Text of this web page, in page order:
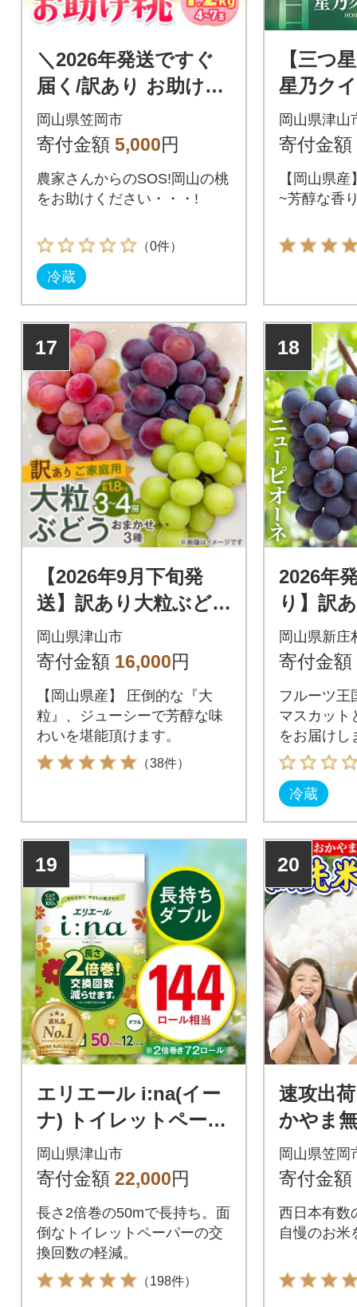
＼2026年発送ですぐ
届く/訳あり お助け桃
約1.2kg《6月下旬-9月
上旬頃出荷》笠岡市
岡山県笠岡市
寄付金額 5,000円
農家さんからのSOS!岡山の桃
をお助けください・・・!
（0件）
冷蔵
【三つ
星乃ク
数量限
kg以上)
岡山県津山
寄付金額
【岡山県
~芳醇な香
17
【2026年9月下旬発
送】訳あり大粒ぶど
う3種セット(シャイ
ンマスカット・ピオ
岡山県津山市
寄付金額 16,000円
【岡山県産】 圧倒的な『大
粒』、ジューシーで芳醇な味
わいを堪能頂けます。
（38件）
18
2026年
り】訳
マスカ
オーネ
岡山県新庄
寄付金額
フルーツ王
マスカット
をお届けし
冷蔵
19
エリエール i:na(イー
ナ) トイレットペーパ
ー ダブル 12R×6パッ
ク(72個)
岡山県津山市
寄付金額 22,000円
長さ2倍巻の50mで長持ち。面
倒なトイレットペーパーの交
換回数の軽減。
（198件）
20
速攻出
かやま
《7-14
荷予定(
岡山県笠岡
寄付金額
西日本有数
自慢のお米